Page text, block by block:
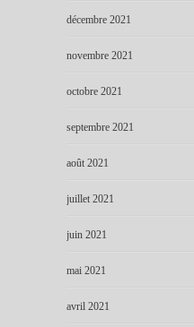
décembre 2021
novembre 2021
octobre 2021
septembre 2021
août 2021
juillet 2021
juin 2021
mai 2021
avril 2021